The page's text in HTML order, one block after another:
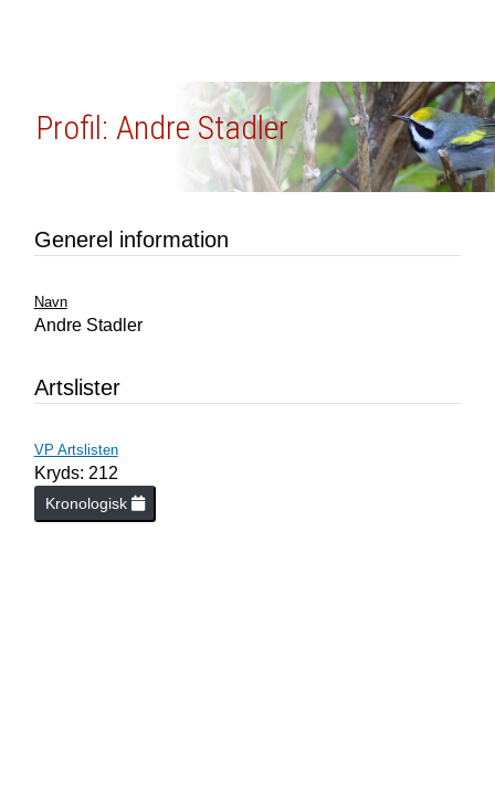
Profil: Andre Stadler
Generel information
Navn
Andre Stadler
Artslister
VP Artslisten
Kryds: 212
Kronologisk